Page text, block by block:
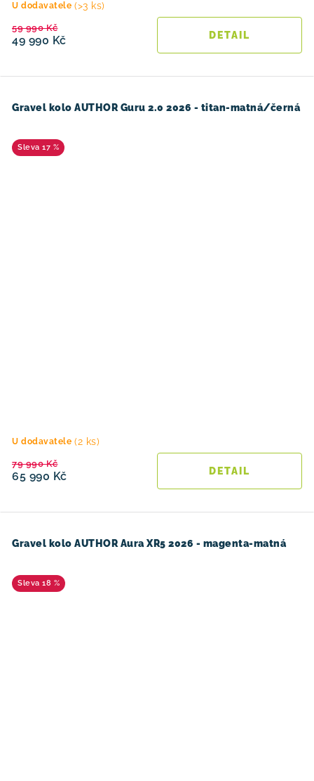
U dodavatele (>3 ks)
49 990 Kč
59 990 Kč
Gravel kolo AUTHOR Guru 2.0 2026 - titan-matná/černá
17 %
U dodavatele (2 ks)
65 990 Kč
79 990 Kč
Gravel kolo AUTHOR Aura XR5 2026 - magenta-matná
18 %